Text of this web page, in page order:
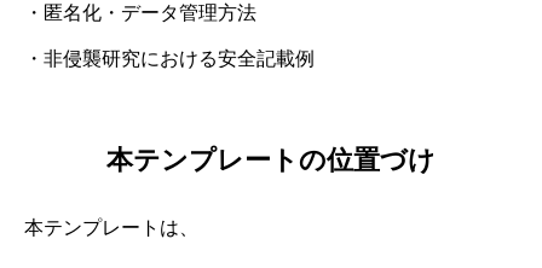
・匿名化・データ管理方法
・非侵襲研究における安全記載例
本テンプレートの位置づけ
本テンプレートは、